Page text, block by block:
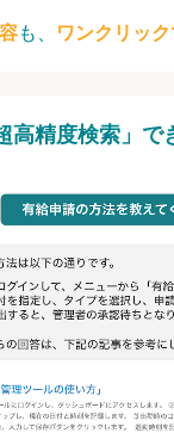
も、 ワンクリッ
高精度検索」で